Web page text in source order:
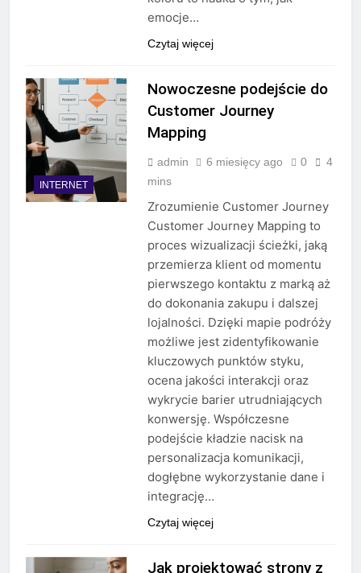
emocje…
Czytaj więcej
INTERNET
Nowoczesne podejście do
Customer Journey
Mapping
admin 6 miesięcy ago 0
4
mins
Zrozumienie Customer Journey
Customer Journey Mapping to
proces wizualizacji ścieżki, jaką
przemierza klient od momentu
pierwszego kontaktu z marką aż
do dokonania zakupu i dalszej
lojalności. Dzięki mapie podróży
możliwe jest zidentyfikowanie
kluczowych punktów styku,
ocena jakości interakcji oraz
wykrycie barier utrudniających
konwersję. Współczesne
podejście kładzie nacisk na
personalizacja komunikacji,
dogłębne wykorzystanie dane i
integrację…
Czytaj więcej
Jak projektować strony z